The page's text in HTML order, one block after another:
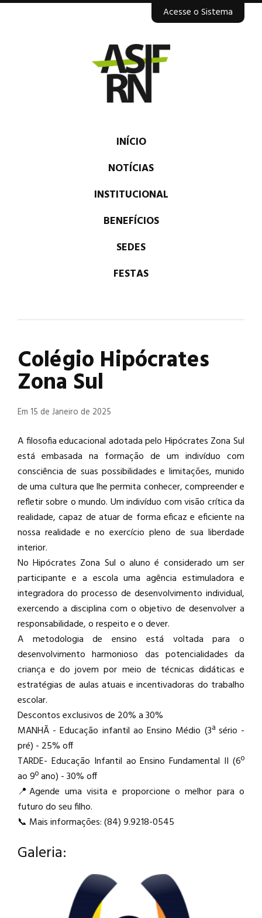
INÍCIO
NOTÍCIAS
INSTITUCIONAL
BENEFÍCIOS
SEDES
FESTAS
Acesse o Sistema
Colégio Hipócrates
Zona Sul
Em 15 de Janeiro de 2025
A filosofia educacional adotada pelo Hipócrates Zona Sul
está embasada na formação de um indivíduo com
consciência de suas possibilidades e limitações, munido
de uma cultura que lhe permita conhecer, compreender e
refletir sobre o mundo. Um indivíduo com visão crítica da
realidade, capaz de atuar de forma eficaz e eficiente na
nossa realidade e no exercício pleno de sua liberdade
interior.
No Hipócrates Zona Sul o aluno é considerado um ser
participante e a escola uma agência estimuladora e
integradora do processo de desenvolvimento individual,
exercendo a disciplina com o objetivo de desenvolver a
responsabilidade, o respeito e o dever.
A metodologia de ensino está voltada para o
desenvolvimento harmonioso das potencialidades da
criança e do jovem por meio de técnicas didáticas e
estratégias de aulas atuais e incentivadoras do trabalho
escolar.
Descontos exclusivos de 20% a 30%
MANHÃ - Educação infantil ao Ensino Médio (3ª sério -
pré) - 25% off
TARDE- Educação Infantil ao Ensino Fundamental II (6º
ao 9º ano) - 30% off
📍Agende uma visita e proporcione o melhor para o
futuro do seu filho.
📞 Mais informações: (84) 9.9218-0545
Galeria: